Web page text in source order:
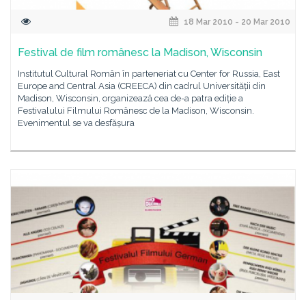
18 Mar 2010 - 20 Mar 2010
Festival de film românesc la Madison, Wisconsin
Institutul Cultural Român în parteneriat cu Center for Russia, East
Europe and Central Asia (CREECA) din cadrul Universității din
Madison, Wisconsin, organizează cea de-a patra ediție a
Festivalului Filmului Românesc de la Madison, Wisconsin.
Evenimentul se va desfășura